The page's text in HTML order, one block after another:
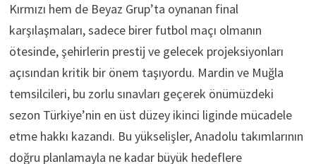
Kırmızı hem de Beyaz Grup’ta oynanan final
karşılaşmaları, sadece birer futbol maçı olmanın
ötesinde, şehirlerin prestij ve gelecek projeksiyonları
açısından kritik bir önem taşıyordu. Mardin ve Muğla
temsilcileri, bu zorlu sınavları geçerek önümüzdeki
sezon Türkiye’nin en üst düzey ikinci liginde mücadele
etme hakkı kazandı. Bu yükselişler, Anadolu takımlarının
doğru planlamayla ne kadar büyük hedeflere